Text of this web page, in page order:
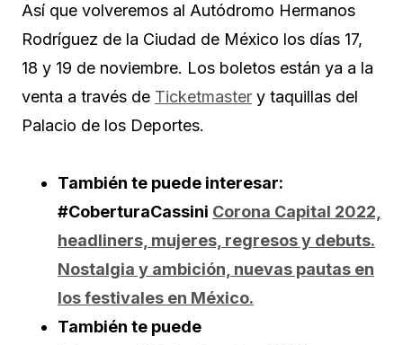
Así que volveremos al Autódromo Hermanos
Rodríguez de la Ciudad de México los días 17,
18 y 19 de noviembre. Los boletos están ya a la
venta a través de Ticketmaster y taquillas del
Palacio de los Deportes.
También te puede interesar:
#CoberturaCassini Corona Capital 2022,
headliners, mujeres, regresos y debuts.
Nostalgia y ambición, nuevas pautas en
los festivales en México.
También te puede